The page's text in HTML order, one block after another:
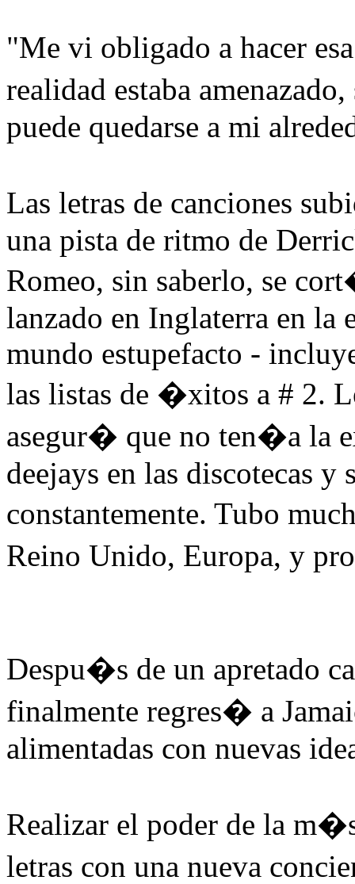
"Me vi obligado a hacer
realidad estaba
puede quedarse a mi
Las letras de canciones
una pista de ritmo de
Romeo, sin saberlo, se
lanzado en Inglaterra en la
mundo estupefacto -
las listas de �xitos a # 2.
asegur� que no ten�a la
deejays en las discotecas y
constantemente. Tubo
Reino Unido, Europa, y
Despu�s de un apretado
finalmente regres� a
alimentadas con nuevas
Realizar el poder de la
letras con una nueva